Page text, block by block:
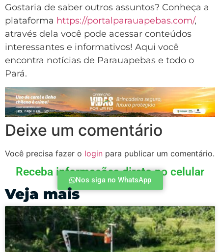
Gostaria de saber outros assuntos? Conheça a
plataforma https://portalparauapebas.com/,
através dela você pode acessar conteúdos
interessantes e informativos! Aqui você
encontra notícias de Parauapebas e todo o
Pará.
Deixe um comentário
Você precisa fazer o login para publicar um comentário.
Receba informações direto no celular
Nos siga no WhatsApp
Veja mais